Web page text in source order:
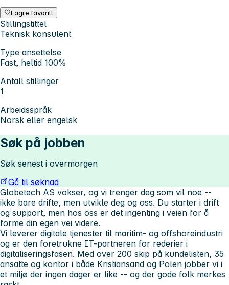
Lagre favoritt
Stillingstittel
Teknisk konsulent
Type ansettelse
Fast, heltid 100%
Antall stillinger
1
Arbeidsspråk
Norsk eller engelsk
Søk på jobben
Søk senest i overmorgen
Gå til søknad
Globetech AS vokser, og vi trenger deg som vil noe --
ikke bare drifte, men utvikle deg og oss. Du starter i drift
og support, men hos oss er det ingenting i veien for å
forme din egen vei videre.
Vi leverer digitale tjenester til maritim- og offshoreindustri
og er den foretrukne IT-partneren for rederier i
digitaliseringsfasen. Med over 200 skip på kundelisten, 35
ansatte og kontor i både Kristiansand og Polen jobber vi i
et miljø der ingen dager er like -- og der gode folk merkes